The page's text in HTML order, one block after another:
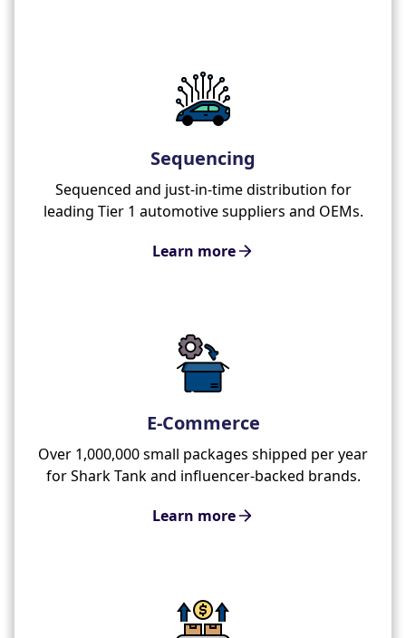
Sequencing
Sequenced and just-in-time distribution for
leading Tier 1 automotive suppliers and OEMs.
Learn more
E-Commerce
Over 1,000,000 small packages shipped per year
for Shark Tank and influencer-backed brands.
Learn more